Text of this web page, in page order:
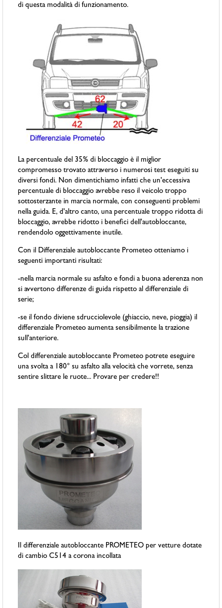
di questa modalità di funzionamento.
La percentuale del 35% di bloccaggio è il miglior
compromesso trovato attraverso i numerosi test eseguiti su
diversi fondi. Non dimentichiamo infatti che un'eccessiva
percentuale di bloccaggio avrebbe reso il veicolo troppo
sottosterzante in marcia normale, con conseguenti problemi
nella guida. E, d'altro canto, una percentuale troppo ridotta di
bloccaggio, avrebbe ridotto i benefici dell'autobloccante,
rendendolo oggettivamente inutile.
Con il Differenziale autobloccante Prometeo otteniamo i
seguenti importanti risultati:
-nella marcia normale su asfalto e fondi a buona aderenza non
si avvertono differenze di guida rispetto al differenziale di
serie;
-se il fondo diviene sdrucciolevole (ghiaccio, neve, pioggia) il
differenziale Prometeo aumenta sensibilmente la trazione
sull'anteriore.
Col differenziale autobloccante Prometeo potrete eseguire
una svolta a 180° su asfalto alla velocità che vorrete, senza
sentire slittare le ruote... Provare per credere!!
Il differenziale autobloccante PROMETEO per vetture dotate
di cambio C514 a corona incollata